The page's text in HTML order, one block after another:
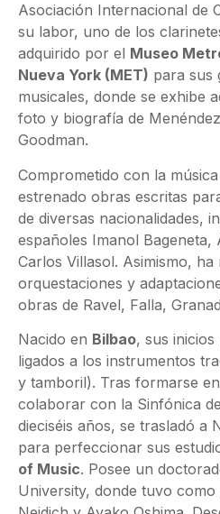
Asociación Internacional de
su labor, uno de los
adquirido por el Museo
Nueva York (MET) para sus
musicales, donde se exhibe
foto y biografía de
Goodman.
Comprometido con la
estrenado obras escritas
de diversas nacionalidades,
españoles Imanol
Carlos Villasol. Asimismo,
orquestaciones y
obras de Ravel, Falla,
Nacido en Bilbao, sus
ligados a los instrumentos
y tamboril). Tras formarse
colaborar con la Sinfónica
dieciséis años, se trasladó a
para perfeccionar sus
of Music. Posee un
University, donde tuvo